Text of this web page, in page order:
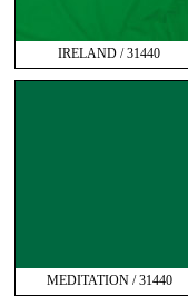
IRELAND / 31440
MEDITATION / 31440